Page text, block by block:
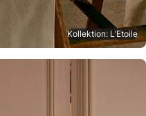
Kollektion: L’Etoile